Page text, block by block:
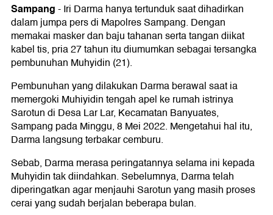
Sampang-Iri Darma hanya tertunduk saat dihadirkan
dalam jumpa pers di Mapolres Sampang. Dengan
memakai masker dan baju tahanan serta tangan diikat
kabel tis, pria 27 tahun itu diumumkan sebagai tersangka
pembunuhan Muhyidin (21).
Pembunuhan yang dilakukan Darma berawal saat ia
memergoki Muhiyidin tengah apel ke rumah istrinya
Sarotun di Desa Lar Lar, Kecamatan Banyuates,
Sampang pada Minggu, 8 Mei 2022. Mengetahui hal itu,
Darma langsung terbakar cemburu.
Sebab, Darma merasa peringatannya selama ini kepada
Muhyidin tak diindahkan. Sebelumnya, Darma telah
diperingatkan agar menjauhi Sarotun yang masih proses
cerai yang sudah berjalan beberapa bulan.